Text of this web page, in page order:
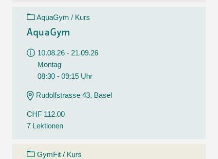
AquaGym / Kurs
AquaGym
10.08.26 - 21.09.26
Montag
08:30 - 09:15 Uhr
Rudolfstrasse 43, Basel
CHF 112.00
7 Lektionen
GymFit / Kurs